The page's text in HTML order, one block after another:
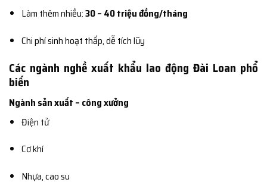
Làm thêm nhiều:30 – 40 triệu đồng/tháng
Chi phí sinh hoạt thấp, dễ tích lũy
Các ngành nghề xuất khẩu lao động Đài Loan phổ
biến
Ngành sản xuất – công xưởng
Điện tử
Cơ khí
Nhựa, cao su